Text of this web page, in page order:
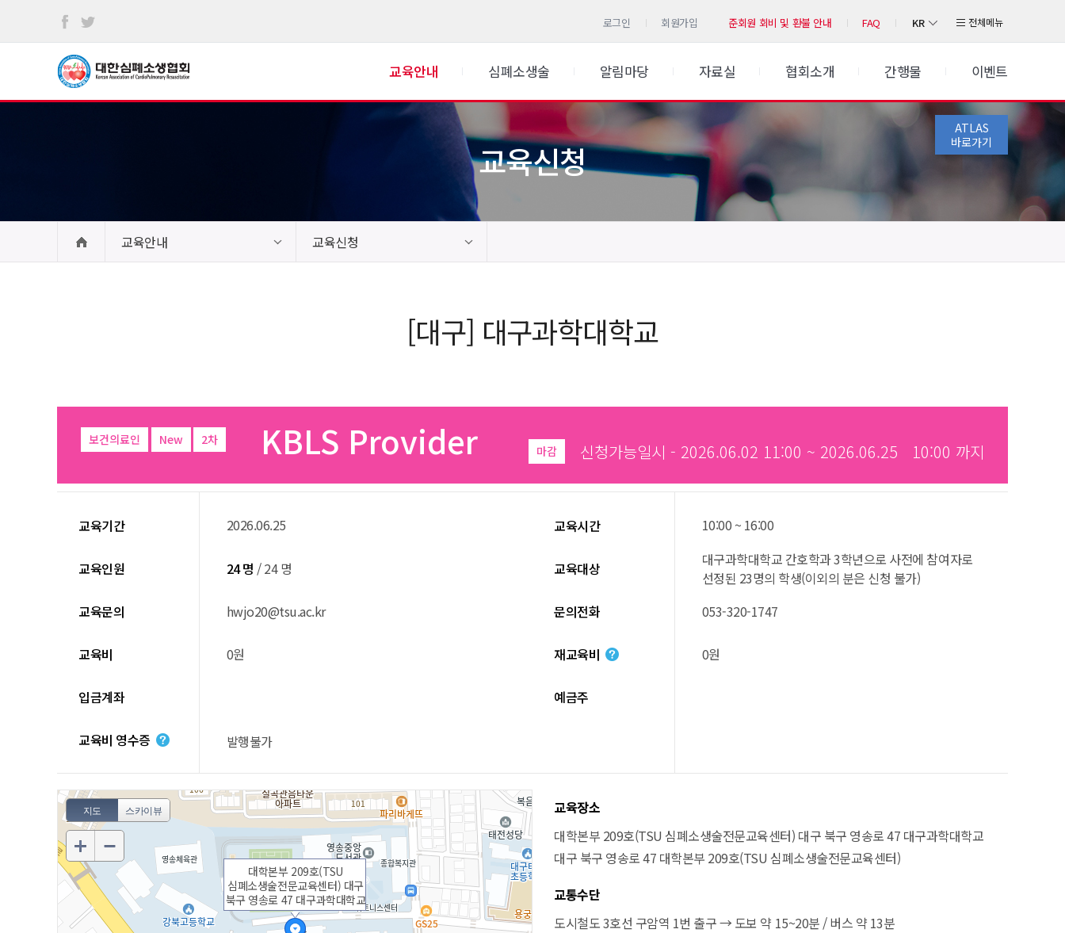
로그인 회원가입 준회원 회비 및 환불 안내 FAQ KR 전체메뉴
교육안내 심폐소생술 알림마당 자료실 협회소개 간행물 이벤트
ATLAS
바로가기
교육신청
교육안내 교육신청
[대구] 대구과학대학교
보건의료인 New 2차 KBLS Provider 마감 신청가능일시 - 2026.06.02 11:00 ~ 2026.06.25 10:00 까지
교육기간 2026.06.25 교육시간 10:00 ~ 16:00
교육인원 24 명 / 24 명 교육대상
대구과학대학교 간호학과 3학년으로 사전에 참여자로
선정된 23명의 학생(이외의 분은 신청 불가)
교육문의
hwjo20@tsu.ac.kr 문의전화 053-320-1747
교육비 0원 재교육비 0원
입금계좌 예금주
교육비 영수증 발행불가
지도 스카이뷰
대학본부 209호(TSU
심폐소생술전문교육센터) 대구
북구 영송로 47 대구과학대학교
교육장소
대학본부 209호(TSU 심폐소생술전문교육센터) 대구 북구 영송로 47 대구과학대학교
대구 북구 영송로 47 대학본부 209호(TSU 심폐소생술전문교육센터)
교통수단
도시철도 3호선 구암역 1번 출구 → 도보 약 15~20분 / 버스 약 13분